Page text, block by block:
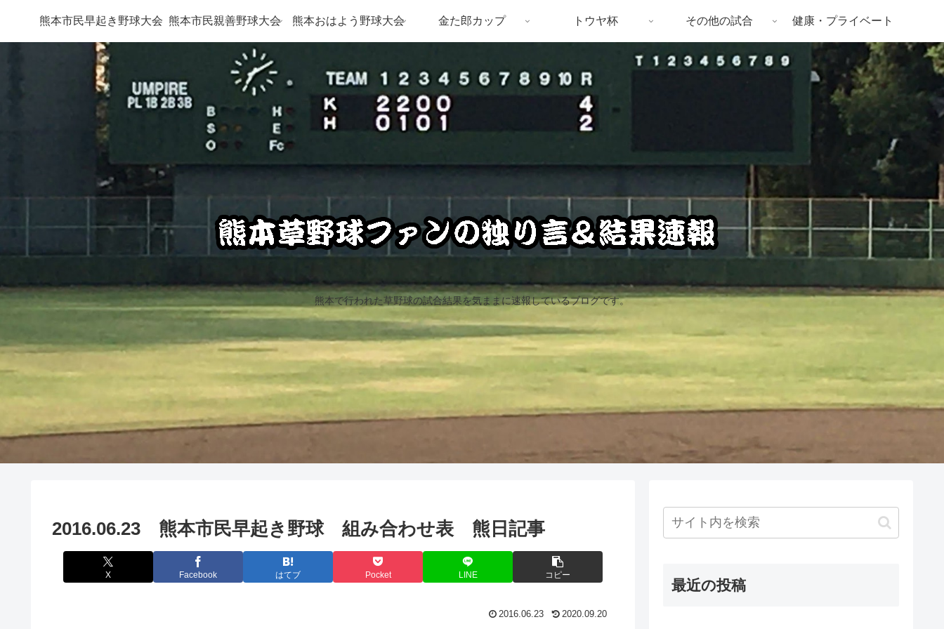
熊本で行われた草野球の試合結果を気ままに速報しているブログです。
熊本市民早起き野球大会 熊本市民親善野球大会 熊本おはよう野球大会 金た郎カップ トウヤ杯 その他の試合 健康・プライベート
2016.06.23 熊本市民早起き野球 組み合わせ表 熊日記事
X Facebook はてブ Pocket LINE コピー
2016.06.23 2020.09.20
最近の投稿